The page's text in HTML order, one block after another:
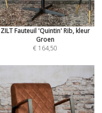
ZILT Fauteuil 'Quintin' Rib, kleur
Groen
€ 164,50